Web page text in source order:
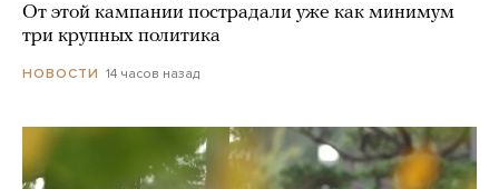
От этой кампании пострадали уже как минимум
три крупных политика
НОВОСТИ 14 часов назад